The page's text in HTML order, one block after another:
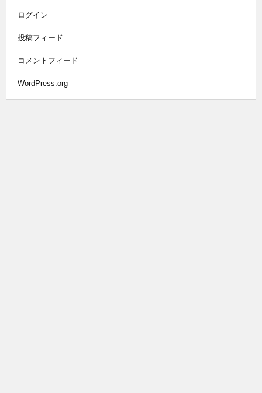
ログイン
投稿フィード
コメントフィード
WordPress.org